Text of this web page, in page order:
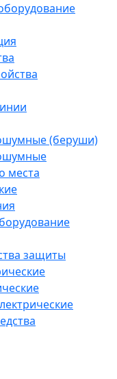
(беруши)
места
защиты